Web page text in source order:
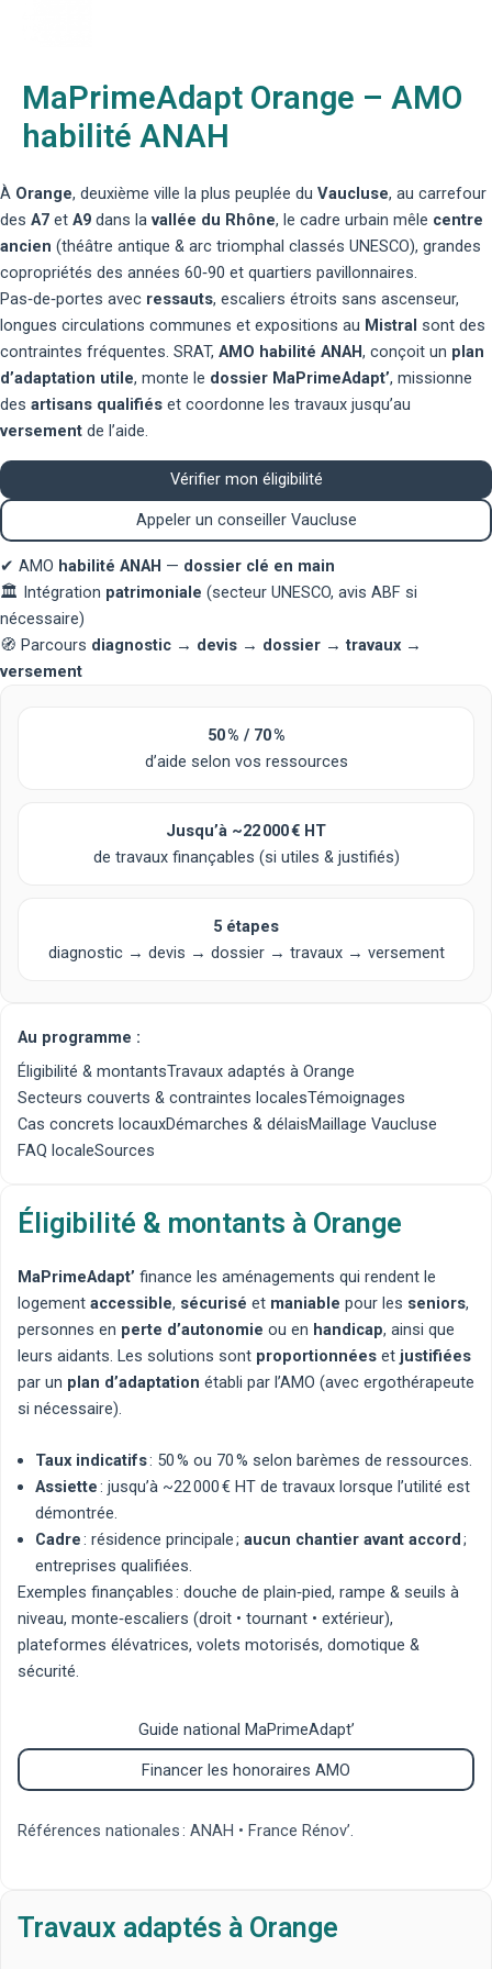
MaPrimeAdapt Orange – AMO
habilité ANAH
À Orange, deuxième ville la plus peuplée du Vaucluse, au carrefour
des A7 et A9 dans la vallée du Rhône, le cadre urbain mêle centre
ancien (théâtre antique & arc triomphal classés UNESCO), grandes
copropriétés des années 60‑90 et quartiers pavillonnaires.
Pas‑de‑portes avec ressauts, escaliers étroits sans ascenseur,
longues circulations communes et expositions au Mistral sont des
contraintes fréquentes. SRAT, AMO habilité ANAH, conçoit un plan
d’adaptation utile, monte le dossier MaPrimeAdapt’, missionne
des artisans qualifiés et coordonne les travaux jusqu’au
versement de l’aide.
Vérifier mon éligibilité
Appeler un conseiller Vaucluse
✔ AMO habilité ANAH — dossier clé en main
🏛️ Intégration patrimoniale (secteur UNESCO, avis ABF si
nécessaire)
🧭 Parcours diagnostic → devis → dossier → travaux →
versement
50 % / 70 %
d’aide selon vos ressources
Jusqu’à ~22 000 € HT
de travaux finançables (si utiles & justifiés)
5 étapes
diagnostic → devis → dossier → travaux → versement
Au programme :
Éligibilité & montantsTravaux adaptés à Orange
Secteurs couverts & contraintes localesTémoignages
Cas concrets locauxDémarches & délaisMaillage Vaucluse
FAQ localeSources
Éligibilité & montants à Orange
MaPrimeAdapt’ finance les aménagements qui rendent le
logement accessible, sécurisé et maniable pour les seniors,
personnes en perte d’autonomie ou en handicap, ainsi que
leurs aidants. Les solutions sont proportionnéeset justifiées
par un plan d’adaptation établi par l’AMO (avec ergothérapeute
si nécessaire).
Taux indicatifs: 50 % ou 70 % selon barèmes de ressources.
Assiette: jusqu’à ~22 000 € HT de travaux lorsque l’utilité est
démontrée.
Cadre: résidence principale ; aucun chantier avant accord;
entreprises qualifiées.
Exemples finançables : douche de plain‑pied, rampe & seuils à
niveau, monte‑escaliers (droit• tournant• extérieur),
plateformes élévatrices, volets motorisés, domotique &
sécurité.
Guide national MaPrimeAdapt’
Financer les honoraires AMO
Références nationales : ANAH • France Rénov’.
Travaux adaptés à Orange